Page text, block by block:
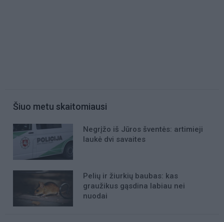
Šiuo metu skaitomiausi
Negrįžo iš Jūros šventės: artimieji
laukė dvi savaites
Pelių ir žiurkių baubas: kas
graužikus gąsdina labiau nei
nuodai